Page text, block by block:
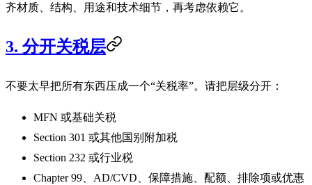
齐材质、结构、用途和技术细节，再考虑依赖它。
3. 分开关税层
不要太早把所有东西压成一个“关税率”。请把层级分开：
MFN 或基础关税
Section 301 或其他国别附加税
Section 232 或行业税
Chapter 99、AD/CVD、保障措施、配额、排除项或优惠